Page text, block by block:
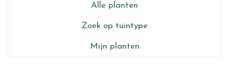
Alle planten
Zoek op tuintype
Mijn planten